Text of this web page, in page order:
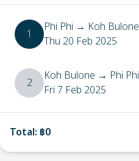
1 Phi Phi → Koh Bulone
Thu 20 Feb 2025
2 Koh Bulone → Phi Phi
Fri 7 Feb 2025
Total: ฿0